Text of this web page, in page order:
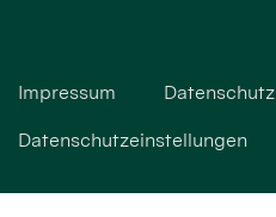
Impressum Datenschutz
Datenschutzeinstellungen